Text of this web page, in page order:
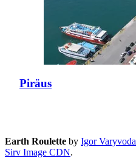
Piräus
Earth Roulette by Igor Varyvoda
Sirv Image CDN.